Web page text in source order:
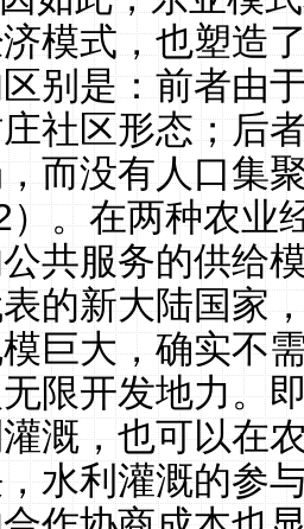
模式，也塑造
别是：前者由
社区形态；后
而没有人口集
）。在两种农业
共服务的供给
的新大陆国家
巨大，确实不
限开发地力。
溉，也可以在
水利灌溉的参